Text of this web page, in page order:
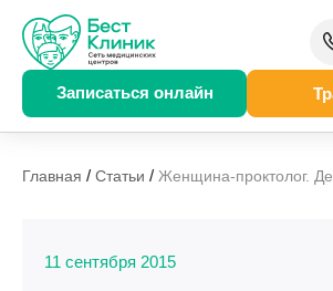
Записаться онлайн
Главная / Статьи / Женщина-проктолог.
11 сентября 2015